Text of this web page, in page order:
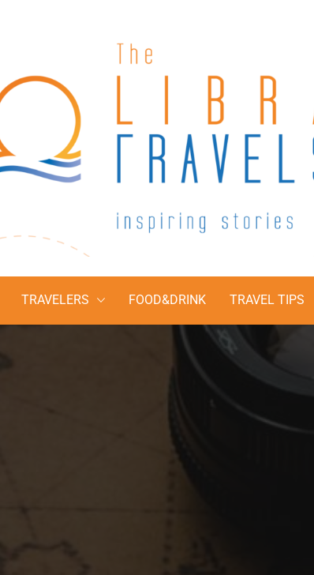
The Libra Travels
TRAVELERS FOOD&DRINK TRAVEL TIPS